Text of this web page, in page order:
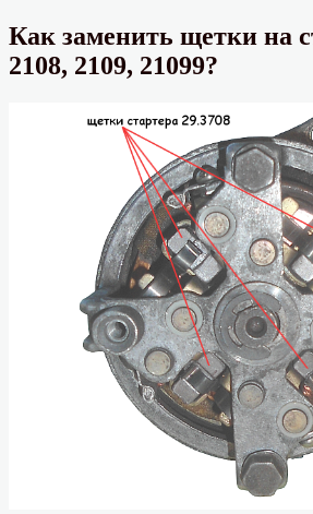
Как заменить щетки на
2108, 2109, 21099?